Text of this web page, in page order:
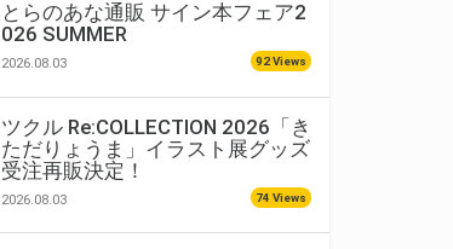
とらのあな通販 サイン本フェア2
026 SUMMER
2026.08.03 92 Views
ツクル Re:COLLECTION 2026「き
ただりょうま」イラスト展グッズ
受注再販決定！
2026.08.03 74 Views